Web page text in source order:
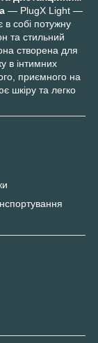
— PlugX Light —
в собі потужну
та стильний
створена для
в інтимних
приємного на
шкіру та легко